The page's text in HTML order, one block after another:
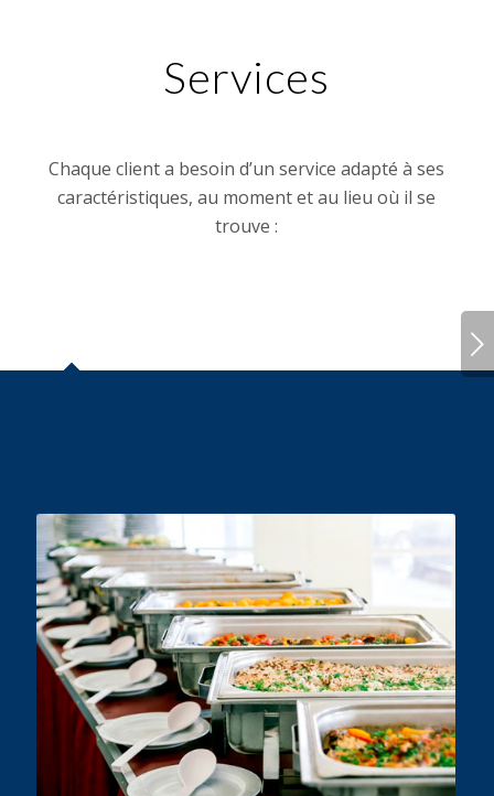
Services
Chaque client a besoin d’un service adapté à ses
caractéristiques, au moment et au lieu où il se
trouve :